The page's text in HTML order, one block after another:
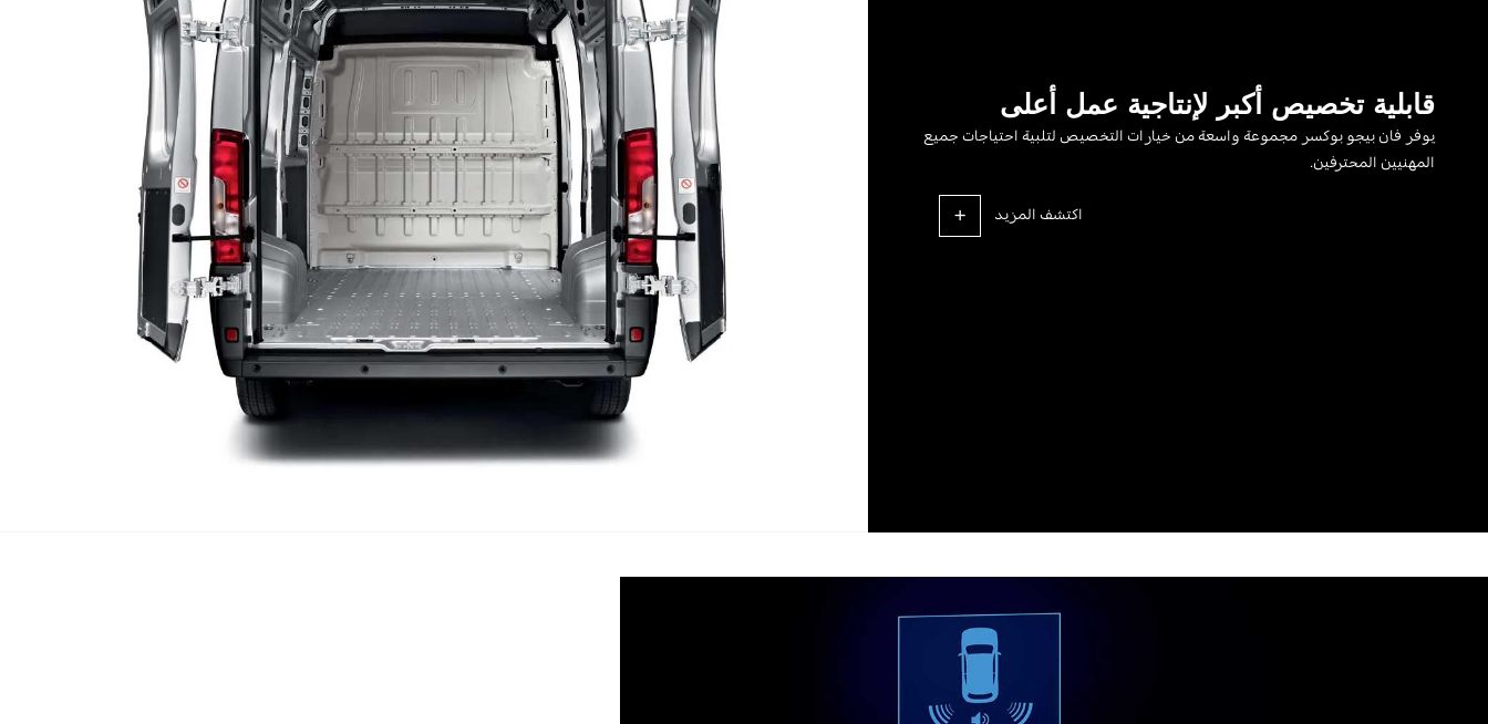
قابلية تخصيص أكبر لإنتاجية عمل أعلى
يوفر فان بيجو بوكسر مجموعة واسعة من خيارات التخصيص لتلبية احتياجات جميع
المهنيين المحترفين.
اكتشف المزيد